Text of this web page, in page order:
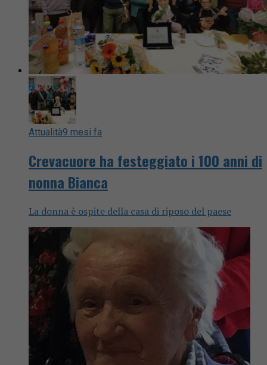
Attualità9 mesi fa
Crevacuore ha festeggiato i 100 anni di
nonna Bianca
La donna è ospite della casa di riposo del paese